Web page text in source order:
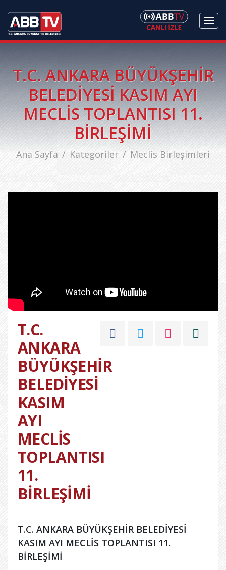
T.C. ANKARA BÜYÜKŞEHİR
BELEDİYESİ KASIM AYI
MECLİS TOPLANTISI 11.
BİRLEŞİMİ
Ana Sayfa Kategoriler Meclis Birleşimleri
T.C.
ANKARA
BÜYÜKŞEHİR
BELEDİYESİ
KASIM
AYI
MECLİS
TOPLANTISI
11.
BİRLEŞİMİ
T.C. ANKARA BÜYÜKŞEHİR BELEDİYESİ
KASIM AYI MECLİS TOPLANTISI 11.
BİRLEŞİMİ